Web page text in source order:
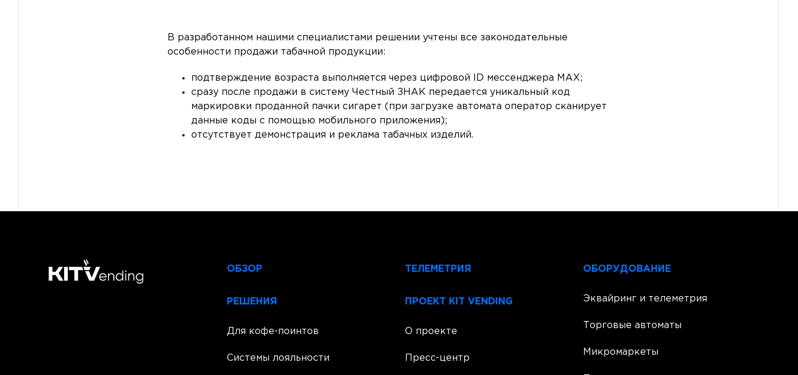
В разработанном нашими специалистами решении учтены все законодательные
особенности продажи табачной продукции:
подтверждение возраста выполняется через цифровой ID мессенджера MAX;
сразу после продажи в систему Честный ЗНАК передается уникальный код
маркировки проданной пачки сигарет (при загрузке автомата оператор сканирует
данные коды с помощью мобильного приложения);
отсутствует демонстрация и реклама табачных изделий.
ОБЗОР
РЕШЕНИЯ
Для кофе-поинтов
Системы лояльности
ТЕЛЕМЕТРИЯ
ПРОЕКТ KIT VENDING
О проекте
Пресс-центр
ОБОРУДОВАНИЕ
Эквайринг и телеметрия
Торговые автоматы
Микромаркеты